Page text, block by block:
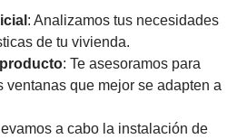
: Analizamos tus necesidades
de tu vivienda.
: Te asesoramos para
ventanas que mejor se adapten a
a cabo la instalación de